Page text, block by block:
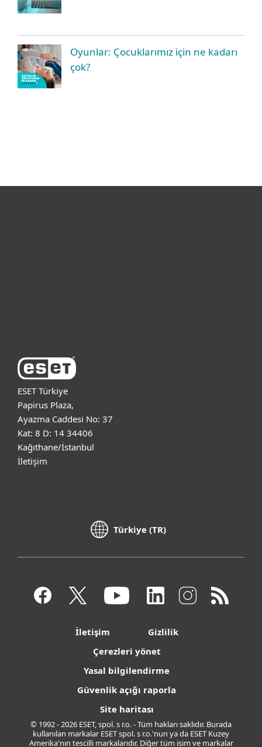
Oyunlar: Çocuklarımız için ne kadarı
çok?
ESET Türkiye
Papirus Plaza,
Ayazma Caddesi No: 37
Kat: 8 D: 14 34406
Kağıthane/İstanbul
İletişim
Türkiye (TR)
İletişim
Gizlilik
Çerezleri yönet
Yasal bilgilendirme
Güvenlik açığı raporla
Site haritası
© 1992 - 2026 ESET, spol. s r.o. - Tüm hakları saklıdır. Burada
kullanılan markalar ESET spol. s r.o.'nun ya da ESET Kuzey
Amerika'nın tescilli markalarıdır. Diğer tüm isim ve markalar